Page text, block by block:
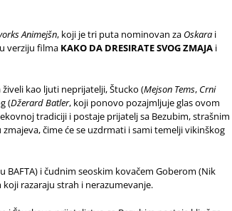
Animejšn, koji je tri puta nominovan za Oskara i
verziju filma KAKO DA DRESIRATE SVOG ZMAJA i
kao ljuti neprijatelji, Štucko (Mejson Tems, Crni
(Džerard Batler, koji ponovo pozajmljuje glas ovom
tradiciji i postaje prijatelj sa Bezubim, strašnim
čime će se uzdrmati i sami temelji vikinškog
BAFTA) i čudnim seoskim kovačem Goberom (Nik
razaraju strah i nerazumevanje.